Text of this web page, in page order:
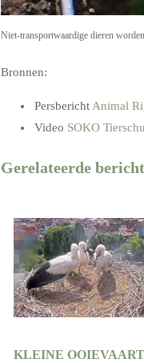
Niet-transportwaardige dieren
Bronnen:
Persbericht Animal
Video SOKO
Gerelateerde
KLEINE